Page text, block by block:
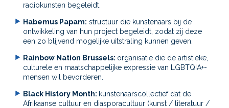
radiokunsten begeleidt.
Habemus Papam: structuur die kunstenaars bij de
ontwikkeling van hun project begeleidt, zodat zij deze
een zo blijvend mogelijke uitstraling kunnen geven.
Rainbow Nation Brussels: organisatie die de artistieke,
culturele en maatschappelijke expressie van LGBTQIA+-
mensen wil bevorderen.
Black History Month: kunstenaarscollectief dat de
Afrikaanse cultuur en diasporacultuur (kunst / literatuur /